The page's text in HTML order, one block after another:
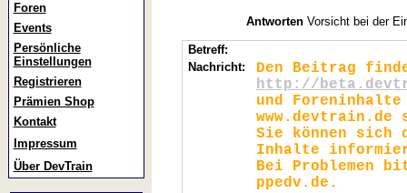
Foren
Events
Persönliche
Einstellungen
Registrieren
Prämien Shop
Kontakt
Impressum
Über DevTrain
Antworten Vorsicht bei der
Betreff:
Nachricht:
Den Beitrag
http://
und
Sie können
Inhalte
Bei Problemen
ppedv.de.